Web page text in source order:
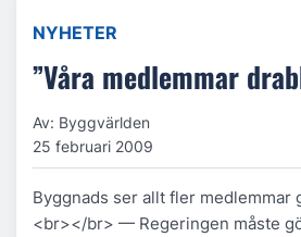
NYHETER
”Våra medlemmar
Av: Byggvärlden
25 februari 2009
Byggnads ser allt fler medlemmar
<br></br> — Regeringen måste